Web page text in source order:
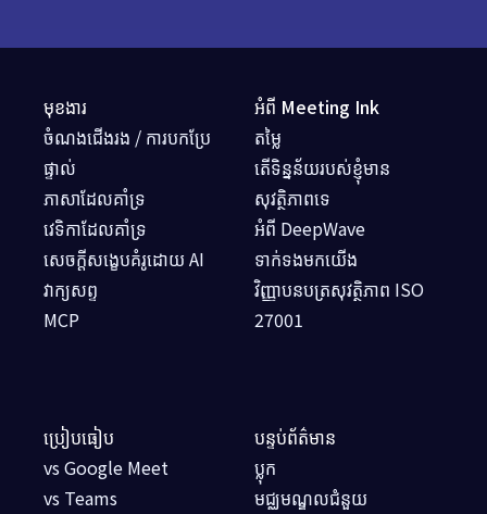
មុខងារ
ចំណងជើងរង / ការបកប្រែ
ផ្ទាល់
ភាសាដែលគាំទ្រ
វេទិកាដែលគាំទ្រ
សេចក្តីសង្ខេបគំរូដោយ AI
វាក្យសព្ទ
MCP
បន្ទប់ព័ត៌មាន
ប្លុក
មជ្ឈមណ្ឌលជំនួយ
ប្រៀបធៀប
vs Google Meet
vs Teams
អំពី Meeting Ink
តម្លៃ
តើទិន្នន័យរបស់ខ្ញុំមាន
សុវត្ថិភាពទេ
អំពី DeepWave
ទាក់ទងមកយើង
វិញ្ញាបនបត្រសុវត្ថិភាព ISO
27001